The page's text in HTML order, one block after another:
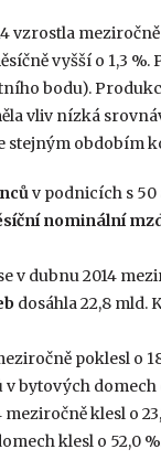
vzrostla
vyšší o 1,3
bodu).
vliv nízká
stejným obdobím
v podnicích s 50
nominální
v dubnu 2014
dosáhla 22,8 mld.
poklesl o
bytových domech
klesl o
klesl o 52,0